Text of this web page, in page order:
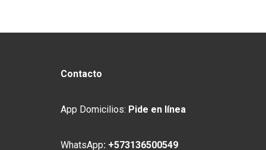
Contacto
App Domicilios: Pide en línea
WhatsApp: +573136500549